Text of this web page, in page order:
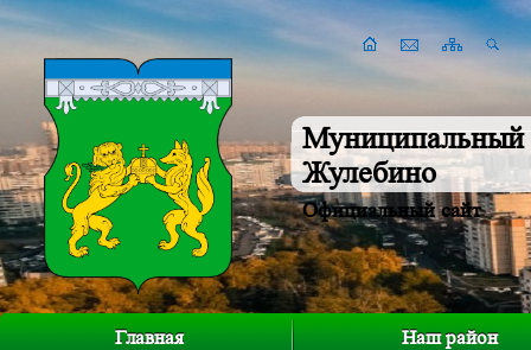
Муниципальный
Жулебино
Официальный сайт
Главная Наш район